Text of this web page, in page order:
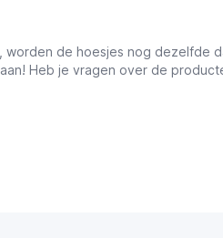
de hoesjes nog dezelfde
Heb je vragen over de